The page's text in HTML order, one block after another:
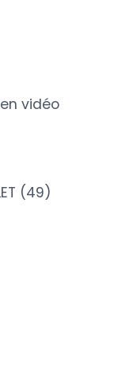
vidéo
(49)